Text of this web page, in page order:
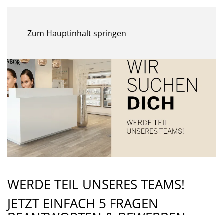
Zum Hauptinhalt springen
WERDE TEIL UNSERES TEAMS!
JETZT EINFACH 5 FRAGEN